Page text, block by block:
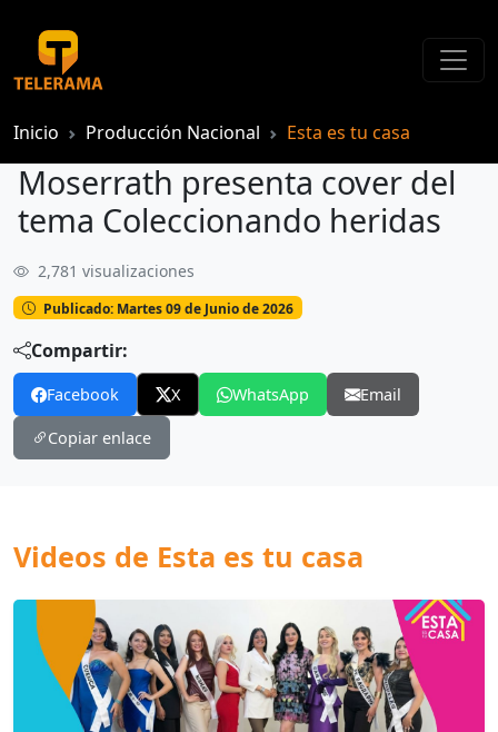
Inicio Producción Nacional Esta es tu casa
Moserrath presenta cover del
tema Coleccionando heridas
2,781 visualizaciones
Publicado: Martes 09 de Junio de 2026
Compartir:
Facebook X WhatsApp Email
Copiar enlace
Videos de Esta es tu casa